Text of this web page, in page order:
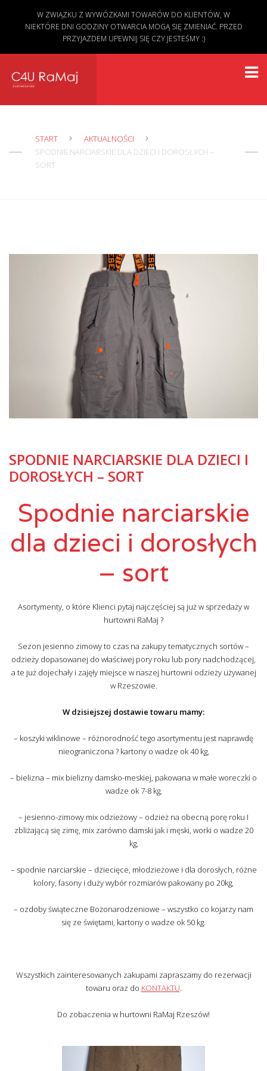
START
AKTUALNOŚCI
SPODNIE NARCIARSKIE DLA DZIECI I DOROSŁYCH –
SORT
SPODNIE NARCIARSKIE DLA DZIECI I
DOROSŁYCH – SORT
Spodnie narciarskie
dla dzieci i dorosłych
– sort
Asortymenty, o które Klienci pytaj najczęściej są już w sprzedaży w
hurtowni RaMaj ?
Sezon jesienno zimowy to czas na zakupy tematycznych sortów –
odzieży dopasowanej do właściwej pory roku lub pory nadchodzącej,
a te już dojechały i zajęły miejsce w naszej hurtowni odzieży używanej
w Rzeszowie.
W dzisiejszej dostawie towaru mamy:
– koszyki wiklinowe – różnorodność tego asortymentu jest naprawdę
nieograniczona ? kartony o wadze ok 40 kg,
– bielizna – mix bielizny damsko-meskiej, pakowana w małe woreczki o
wadze ok 7-8 kg,
– jesienno-zimowy mix odzieżowy – odzież na obecną porę roku I
zbliżającą się zimę, mix zarówno damski jak i męski, worki o wadze 20
kg,
– spodnie narciarskie – dziecięce, młodzieżowe i dla dorosłych, różne
kolory, fasony i duży wybór rozmiarów pakowany po 20kg,
– ozdoby świąteczne Bożonarodzeniowe – wszystko co kojarzy nam
się ze świętami, kartony o wadze ok 50 kg.
Wszystkich zainteresowanych zakupami zapraszamy do rezerwacji
towaru oraz do KONTAKTU.
Do zobaczenia w hurtowni RaMaj Rzeszów!
W ZWIĄZKU Z WYWÓZKAMI TOWARÓW DO KLIENTÓW, W
NIEKTÓRE DNI GODZINY OTWARCIA MOGĄ SIĘ ZMIENIAĆ. PRZED
PRZYJAZDEM UPEWNIJ SIĘ CZY JESTEŚMY :)